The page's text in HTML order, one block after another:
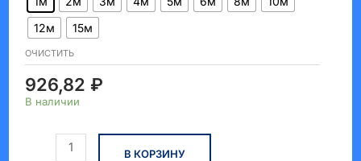
12м
15м
ОЧИСТИТЬ
926,82 ₽
В наличии
Количество
В КОРЗИНУ